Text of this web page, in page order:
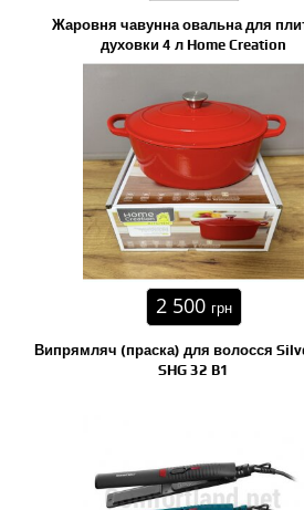
Жаровня чавунна овальна для
духовки 4 л Home Creation
2 500 грн
Випрямляч (праска) для волосся
SHG 32 B1